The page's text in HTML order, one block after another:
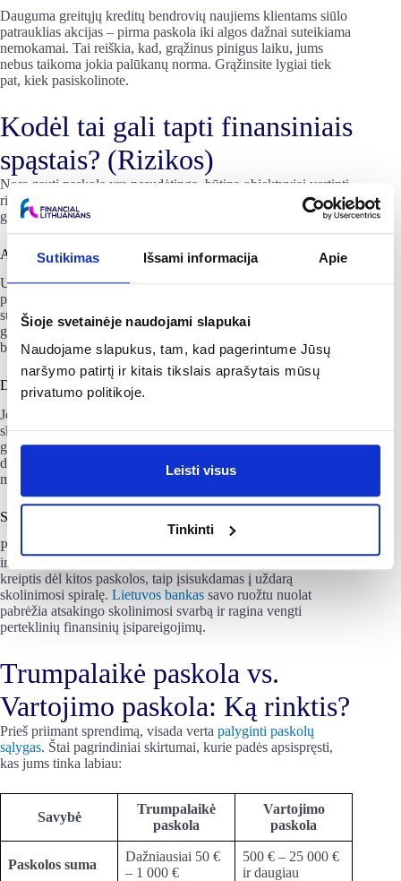
Sutikimas Išsami informacija Apie
Šioje svetainėje naudojami slapukai
Naudojame slapukus, tam, kad pagerintume Jūsų
naršymo patirtį ir kitais tikslais aprašytais mūsų
privatumo politikoje.
Leisti visus
Tinkinti
Dauguma greitųjų kreditų bendrovių naujiems klientams siūlo
patrauklias akcijas – pirma paskola iki algos dažnai suteikiama
nemokamai. Tai reiškia, kad, grąžinus pinigus laiku, jums
nebus taikoma jokia palūkanų norma. Grąžinsite lygiai tiek
pat, kiek pasiskolinote.
Kodėl tai gali tapti finansiniais
spąstais? (Rizikos)
Nors gauti paskolą yra nesudėtinga, būtina objektyviai vertinti
rizikas. Neapgalvoti finansiniai įsipareigojimai gali labai
greitai tapti rimta ir sunkiai kontroliuojama problema.
Aukštesnės palūkanos nei įprastai
Už greitį ir patogumą tenka susimokėti. Nors paskolos
palūkanos skaičiuojamos už trumpam laikotarpiui suteiktą
sumą, vartojimo kredito kainos metinė norma (BVKKMN) čia
gali siekti dešimtis procentų. Trumpalaikė paskola yra vienas
brangiausių skolinimosi būdų rinkoje.
Delspinigiai ir pratęsimo mokesčiai
Jei mėnesio įmoka nėra sumokama laiku, iškart pradedami
skaičiuoti delspinigiai. Nors daugelis įmonių siūlo paskolos
grąžinimo termino pratęsimą, už tai imamas papildomas,
dažnai nemažas mokestis. Tokiu atveju bendra kredito gavėjo
mokama suma drastiškai išauga.
Skolinimosi spiralės pavojus
Pats didžiausias pavojus – bandymas padengti seną skolą
imant naują. Kai nepavyksta laiku atsiskaityti, asmuo gali
kreiptis dėl kitos paskolos, taip įsisukdamas į uždarą
skolinimosi spiralę. Lietuvos bankas savo ruožtu nuolat
pabrėžia atsakingo skolinimosi svarbą ir ragina vengti
perteklinių finansinių įsipareigojimų.
Trumpalaikė paskola vs.
Vartojimo paskola: Ką rinktis?
Prieš priimant sprendimą, visada verta palyginti paskolų
sąlygas. Štai pagrindiniai skirtumai, kurie padės apsispręsti,
kas jums tinka labiau:
Savybė
Trumpalaikė
paskola
Vartojimo
paskola
Paskolos suma
Dažniausiai 50 €
– 1 000 €
500 € – 25 000 €
ir daugiau